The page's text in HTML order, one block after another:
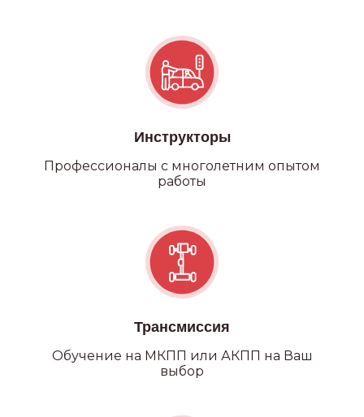
Инструкторы
Профессионалы с многолетним опытом
работы
Трансмиссия
Обучение на МКПП или АКПП на Ваш
выбор